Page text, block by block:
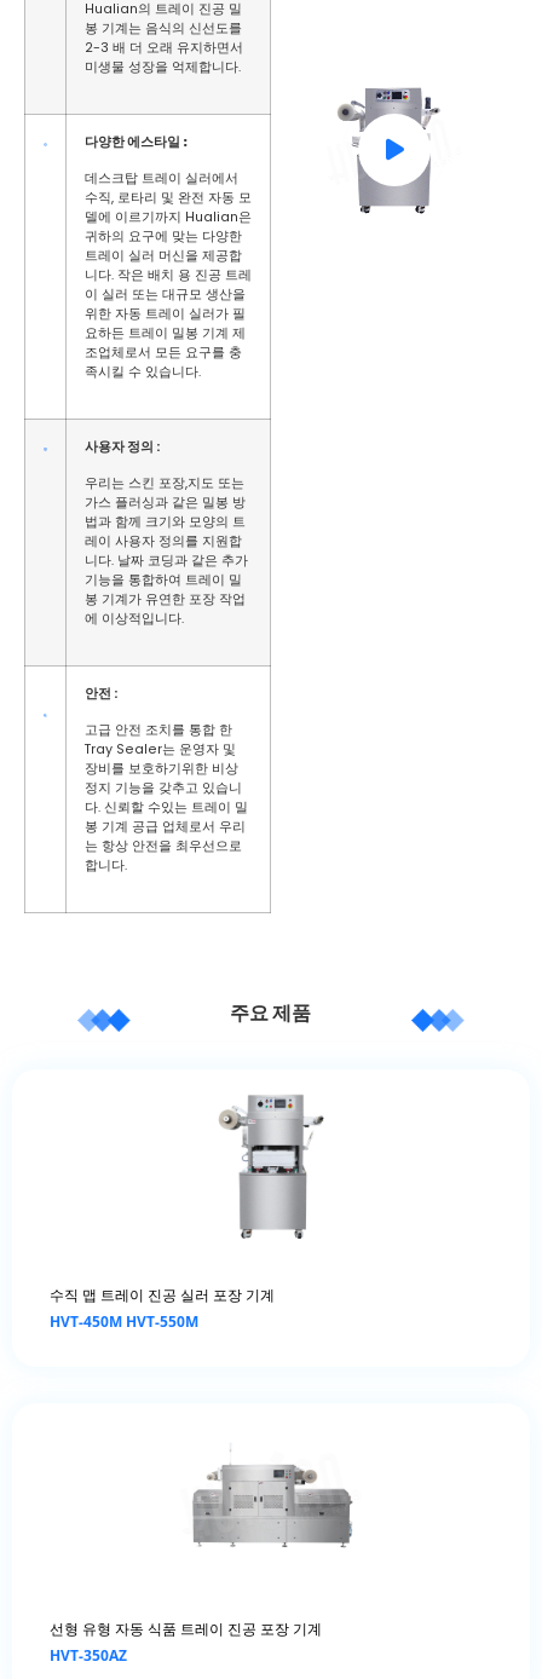
Hualian의 트레이 진공 밀
봉 기계는 음식의 신선도를
2-3 배 더 오래 유지하면서
미생물 성장을 억제합니다.
다양한에스타일 :
데스크탑 트레이 실러에서
수직, 로타리 및 완전 자동 모
델에 이르기까지 Hualian은
귀하의 요구에 맞는 다양한
트레이 실러 머신을 제공합
니다. 작은 배치 용 진공 트레
이 실러 또는 대규모 생산을
위한 자동 트레이 실러가 필
요하든 트레이 밀봉 기계 제
조업체로서 모든 요구를 충
족시킬 수 있습니다.
사용자 정의 :
우리는 스킨 포장,지도 또는
가스 플러싱과 같은 밀봉 방
법과 함께 크기와 모양의 트
레이 사용자 정의를 지원합
니다. 날짜 코딩과 같은 추가
기능을 통합하여 트레이 밀
봉 기계가 유연한 포장 작업
에 이상적입니다.
안전 :
고급 안전 조치를 통합 한
Tray Sealer는 운영자 및
장비를 보호하기위한 비상
정지 기능을 갖추고 있습니
다. 신뢰할 수있는 트레이 밀
봉 기계 공급 업체로서 우리
는 항상 안전을 최우선으로
합니다.
주요 제품
수직 맵 트레이 진공 실러 포장 기계
HVT-450M HVT-550M
선형 유형 자동 식품 트레이 진공 포장 기계
HVT-350AZ